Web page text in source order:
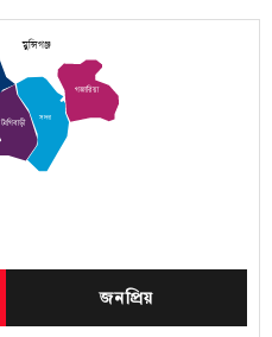
টংগিবাড়ী
সদর
গজারিয়া
মুন্সিগঞ্জ
জনপ্রিয়